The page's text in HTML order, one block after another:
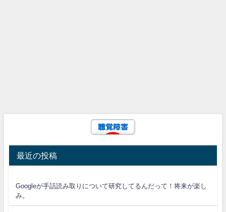
最近の投稿
Googleが手話読み取りについて研究してるんだって！将来が楽し
み。